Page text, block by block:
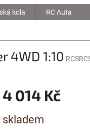
kola RC Auta
4WD 1:10
4 014 Kč
cena:
skladem